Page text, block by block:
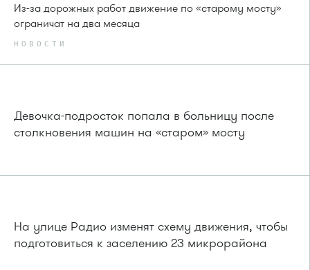
Из-за дорожных работ движение по «старому мосту»
ограничат на два месяца
НОВОСТИ
Девочка-подросток попала в больницу после
столкновения машин на «старом» мосту
На улице Радио изменят схему движения, чтобы
подготовиться к заселению 23 микрорайона